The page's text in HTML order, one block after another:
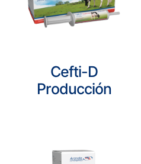
Cefti-D
Producción